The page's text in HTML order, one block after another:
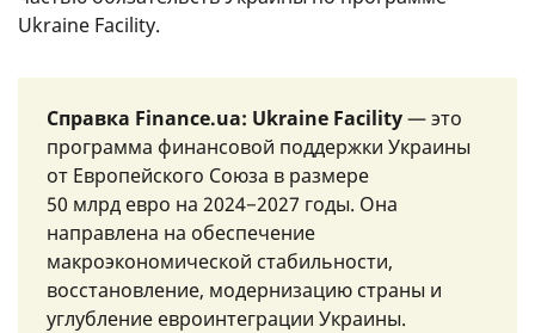
Ukraine Facility.
Справка Finance.ua: Ukraine Facility— это
программа финансовой поддержки Украины
от Европейского Союза в размере
50 млрд евро на 2024−2027 годы. Она
направлена ​​на обеспечение
макроэкономической стабильности,
восстановление, модернизацию страны и
углубление евроинтеграции Украины.